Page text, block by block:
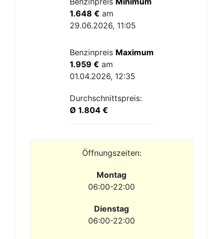
1.648 € am
29.06.2026, 11:05
Benzinpreis Maximum
1.959 € am
01.04.2026, 12:35
Durchschnittspreis:
Ø 1.804 €
Öffnungszeiten:
Montag
06:00-22:00
Dienstag
06:00-22:00